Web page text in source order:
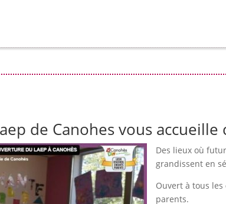
de Canohes vous accueille
Des lieux où
grandissent en
Ouvert à tous les
parents.